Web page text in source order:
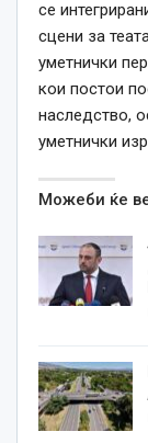
се
сцени за
уметнички
кои постои
наследство,
уметнички
Можеби ќе